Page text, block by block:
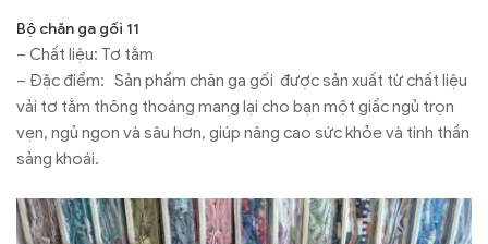
Bộ chăn ga gối 11
– Chất liệu: Tơ tằm
– Đặc điểm: Sản phẩm chăn ga gối được sản xuất từ chất liệu
vải tơ tằm thông thoáng mang lại cho bạn một giấc ngủ trọn
vẹn, ngủ ngon và sâu hơn, giúp nâng cao sức khỏe và tinh thần
sảng khoái.